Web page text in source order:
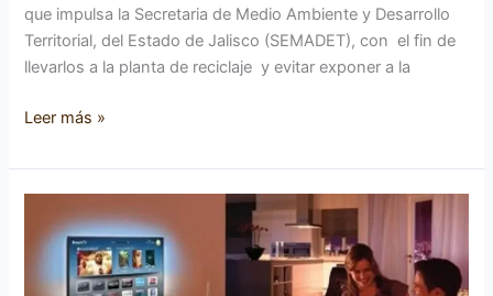
que impulsa la Secretaria de Medio Ambiente y Desarrollo
Territorial, del Estado de Jalisco (SEMADET), con el fin de
llevarlos a la planta de reciclaje y evitar exponer a la
Leer más »
televisión